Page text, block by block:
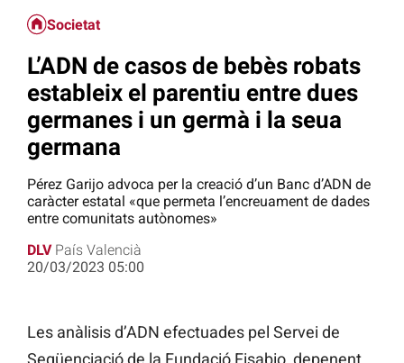
Societat
L’ADN de casos de bebès robats
estableix el parentiu entre dues
germanes i un germà i la seua
germana
Pérez Garijo advoca per la creació d’un Banc d’ADN de
caràcter estatal «que permeta l’encreuament de dades
entre comunitats autònomes»
DLV País Valencià
20/03/2023 05:00
Les anàlisis d’ADN efectuades pel Servei de
Seqüenciació de la Fundació Fisabio, depenent